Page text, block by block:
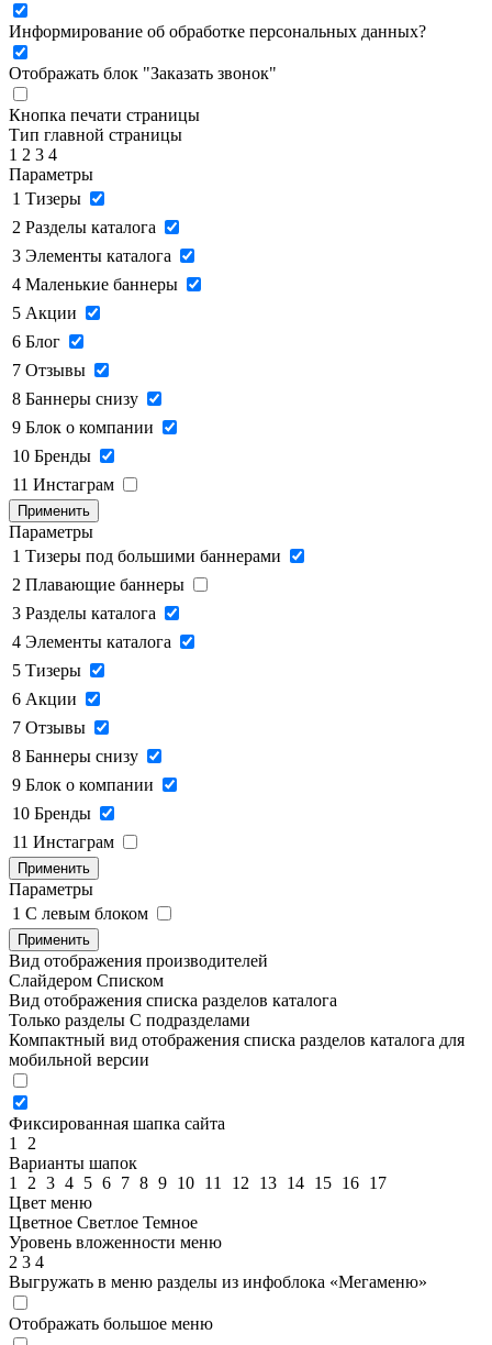
Информирование об обработке персональных данных?
Отображать блок "Заказать звонок"
Кнопка печати страницы
Тип главной страницы
1 2 3 4
Параметры
1 Тизеры
2 Разделы каталога
3 Элементы каталога
4 Маленькие баннеры
5 Акции
6 Блог
7 Отзывы
8 Баннеры снизу
9 Блок о компании
10 Бренды
11 Инстаграм
Применить
Параметры
1 Тизеры под большими баннерами
2 Плавающие баннеры
3 Разделы каталога
4 Элементы каталога
5 Тизеры
6 Акции
7 Отзывы
8 Баннеры снизу
9 Блок о компании
10 Бренды
11 Инстаграм
Применить
Параметры
1 C левым блоком
Применить
Вид отображения производителей
Слайдером Списком
Вид отображения списка разделов каталога
Только разделы С подразделами
Компактный вид отображения списка разделов каталога для
мобильной версии
Фиксированная шапка сайта
1
2
Варианты шапок
1
2 3 4 5 6 7 8 9 10 11 12 13 14 15 16 17
Цвет меню
Цветное Светлое Темное
Уровень вложенности меню
2 3 4
Выгружать в меню разделы из инфоблока «Мегаменю»
Отображать большое меню